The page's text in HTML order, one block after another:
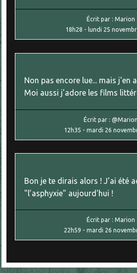
Écrit par : Marion
18h28 - lundi 25
Non pas encore lue... mais j'en
Moi aussi j'adore les films
Écrit par : @Marion
12h35 -mardi 26
Bon je te dirais alors ! J'ai été
"l’asphyxie" aujourd'hui !
Écrit par : Marion
22h59 -mardi 26